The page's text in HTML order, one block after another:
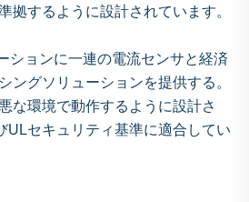
拠するように設計されています。
ションに一連の電流センサと経済
ングソリューションを提供する。
な環境で動作するように設計さ
ULセキュリティ基準に適合してい